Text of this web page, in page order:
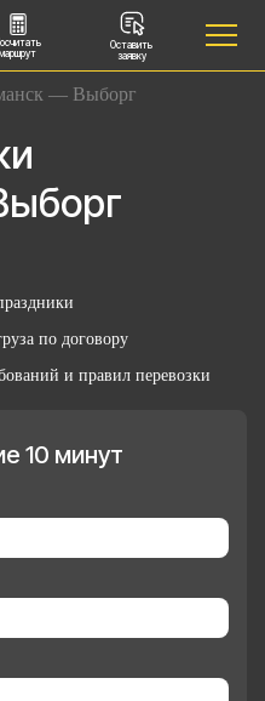
маршрут
Оставить
заявку
— Выборг
по договору
и правил перевозки
10 минут